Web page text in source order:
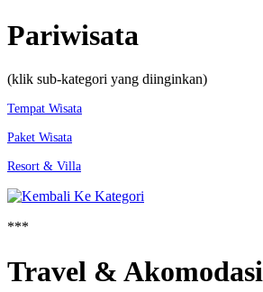
Pariwisata
(klik sub-kategori yang diinginkan)
Tempat Wisata
Paket Wisata
Resort & Villa
***
Travel & Akomodasi